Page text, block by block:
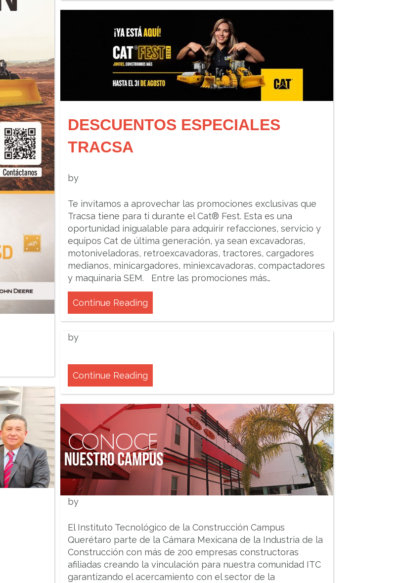
DESCUENTOS ESPECIALES
TRACSA
by
Te invitamos a aprovechar las promociones exclusivas que
Tracsa tiene para ti durante el Cat® Fest. Esta es una
oportunidad inigualable para adquirir refacciones, servicio y
equipos Cat de última generación, ya sean excavadoras,
motoniveladoras, retroexcavadoras, tractores, cargadores
medianos, minicargadores, miniexcavadoras, compactadores
y maquinaria SEM. Entre las promociones más…
Continue Reading
by
Continue Reading
by
El Instituto Tecnológico de la Construcción Campus
Querétaro parte de la Cámara Mexicana de la Industria de la
Construcción con más de 200 empresas constructoras
afiliadas creando la vinculación para nuestra comunidad ITC
garantizando el acercamiento con el sector de la